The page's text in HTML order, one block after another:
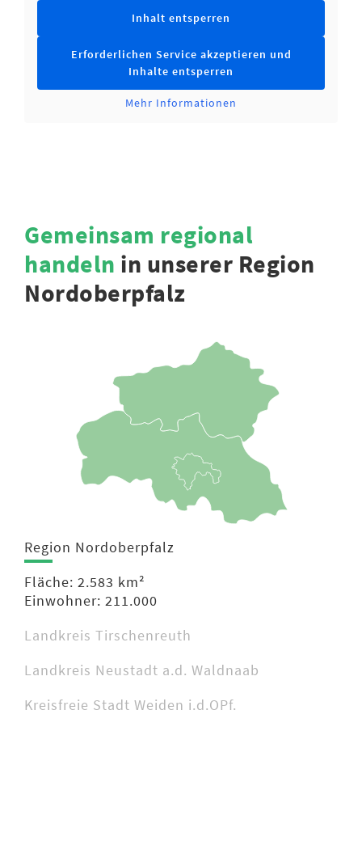
Inhalt entsperren
Erforderlichen Service akzeptieren und
Inhalte entsperren
Mehr Informationen
Gemeinsam regional
handeln in unserer Region
Nordoberpfalz
Region Nordoberpfalz
Fläche: 2.583 km²
Einwohner: 211.000
Landkreis Tirschenreuth
Landkreis Neustadt a.d. Waldnaab
Kreisfreie Stadt Weiden i.d.OPf.